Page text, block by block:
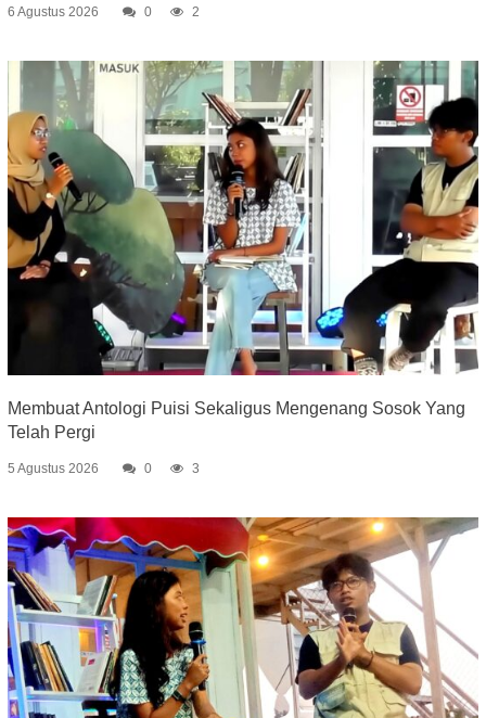
6 Agustus 2026 0 2
Membuat Antologi Puisi Sekaligus Mengenang Sosok Yang
Telah Pergi
5 Agustus 2026 0 3